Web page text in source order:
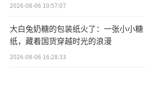
2026-08-06 10:57:07
大白兔奶糖的包装纸火了：一张小小糖
纸，藏着国货穿越时光的浪漫
2026-08-06 16:28:33